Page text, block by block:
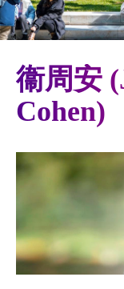
荣誉校长
名誉教务长
师资队伍
校园内外
支持我们
衞周安
Cohen)